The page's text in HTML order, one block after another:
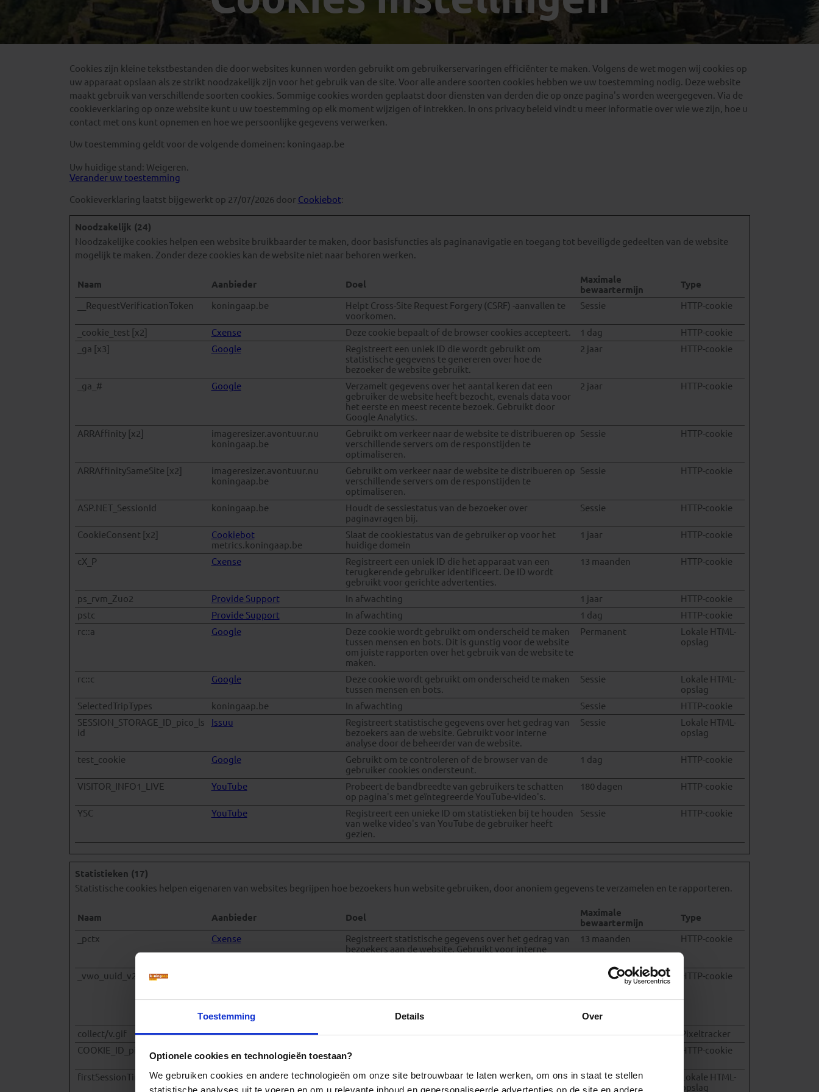
Toestemming Details Over
Optionele cookies en technologieën toestaan?
We gebruiken cookies en andere technologieën om onze site betrouwbaar te laten werken, om ons in staat te stellen
statistische analyses uit te voeren en om u relevante inhoud en gepersonaliseerde advertenties op de site en andere
(1)
Tanzania(1)
Mexico(4)
Paraguay
(1)
Suriname (1)
Georgië(4)
Letland (3)
Litouwen(3)
Moldavië(1)
Cookies zijn kleine tekstbestanden die door websites kunnen worden gebruikt om gebruikerservaringen efficiënter te maken. Volgens de wet mogen wij cookies op
uw apparaat opslaan als ze strikt noodzakelijk zijn voor het gebruik van de site. Voor alle andere soorten cookies hebben we uw toestemming nodig. Deze website
maakt gebruik van verschillende soorten cookies. Sommige cookies worden geplaatst door diensten van derden die op onze pagina's worden weergegeven. Via de
cookieverklaring op onze website kunt u uw toestemming op elk moment wijzigen of intrekken. In ons privacy beleid vindt u meer informatie over wie we zijn, hoe u
contact met ons kunt opnemen en hoe we persoonlijke gegevens verwerken.
Uw toestemming geldt voor de volgende domeinen: koningaap.be
Uw huidige stand: Weigeren.
Verander uw toestemming
Cookieverklaring laatst bijgewerkt op 27/07/2026 door Cookiebot:
Noodzakelijk (24)
Noodzakelijke cookies helpen een website bruikbaarder te maken, door basisfuncties als paginanavigatie en toegang tot beveiligde gedeelten van de website
mogelijk te maken. Zonder deze cookies kan de website niet naar behoren werken.
Naam Aanbieder Doel
Maximale
bewaartermijn
Type
__RequestVerificationToken koningaap.be
Helpt Cross-Site Request Forgery (CSRF) -aanvallen te
voorkomen.
Sessie HTTP-cookie
_cookie_test [x2] Cxense Deze cookie bepaalt of de browser cookies accepteert. 1 dag
HTTP-cookie
_ga [x3]
Google
Registreert een uniek ID die wordt gebruikt om
statistische gegevens te genereren over hoe de
bezoeker de website gebruikt.
2 jaar HTTP-cookie
_ga_# Google
Verzamelt gegevens over het aantal keren dat een
gebruiker de website heeft bezocht, evenals data voor
het eerste en meest recente bezoek. Gebruikt door
Google Analytics.
2 jaar HTTP-cookie
ARRAffinity [x2]
imageresizer.avontuur.nu
koningaap.be
Gebruikt om verkeer naar de website te distribueren op
verschillende servers om de responstijden te
optimaliseren.
Sessie HTTP-cookie
ARRAffinitySameSite [x2]
imageresizer.avontuur.nu
koningaap.be
Gebruikt om verkeer naar de website te distribueren op
verschillende servers om de responstijden te
optimaliseren.
Sessie HTTP-cookie
ASP.NET_SessionId koningaap.be
Houdt de sessiestatus van de bezoeker over
paginavragen bij.
Sessie HTTP-cookie
CookieConsent [x2]
Cookiebot
metrics.koningaap.be
Slaat de cookiestatus van de gebruiker op voor het
huidige domein
1 jaar HTTP-cookie
cX_P Cxense
Registreert een uniek ID die het apparaat van een
terugkerende gebruiker identificeert. De ID wordt
gebruikt voor gerichte advertenties.
13 maanden HTTP-cookie
ps_rvm_Zuo2 Provide Support In afwachting 1 jaar
HTTP-cookie
pstc
Provide Support In afwachting 1 dag
HTTP-cookie
rc::a
Google
Deze cookie wordt gebruikt om onderscheid te maken
tussen mensen en bots. Dit is gunstig voor de website
om juiste rapporten over het gebruik van de website te
maken.
Permanent
Lokale HTML-
opslag
rc::c Google
Deze cookie wordt gebruikt om onderscheid te maken
tussen mensen en bots.
Sessie
Lokale HTML-
opslag
SelectedTripTypes
koningaap.be In afwachting Sessie
HTTP-cookie
SESSION_STORAGE_ID_pico_ls
id
Issuu
Registreert statistische gegevens over het gedrag van
bezoekers aan de website. Gebruikt voor interne
analyse door de beheerder van de website.
Sessie
Lokale HTML-
opslag
test_cookie Google
Gebruikt om te controleren of de browser van de
gebruiker cookies ondersteunt.
1 dag HTTP-cookie
VISITOR_INFO1_LIVE YouTube
Probeert de bandbreedte van gebruikers te schatten
op pagina's met geïntegreerde YouTube-video's.
180 dagen HTTP-cookie
YSC YouTube
Registreert een unieke ID om statistieken bij te houden
van welke video's van YouTube de gebruiker heeft
gezien.
Sessie HTTP-cookie
Statistieken (17)
Statistische cookies helpen eigenaren van websites begrijpen hoe bezoekers hun website gebruiken, door anoniem gegevens te verzamelen en te rapporteren.
Naam Aanbieder Doel
Maximale
bewaartermijn
Type
_pctx Cxense
Registreert statistische gegevens over het gedrag van
bezoekers aan de website. Gebruikt voor interne
13 maanden HTTP-cookie
_vwo_uuid_v2
website te verbeteren.
HTTP-cookie
collect/v.gif VWO In afwachting Sessie
Pixeltracker
COOKIE_ID_pico_lsid
Issuu
Wordt gebruikt om de interactie van gebruikers met
embedded inhoud bij te houden.
HTTP-cookie
firstSessionTimestamp Issuu
Stelt een tijdstempel in voor wanneer de bezoeker de
website betrad. Dit wordt gebruikt voor analytische
Permanent
Lokale HTML-
opslag